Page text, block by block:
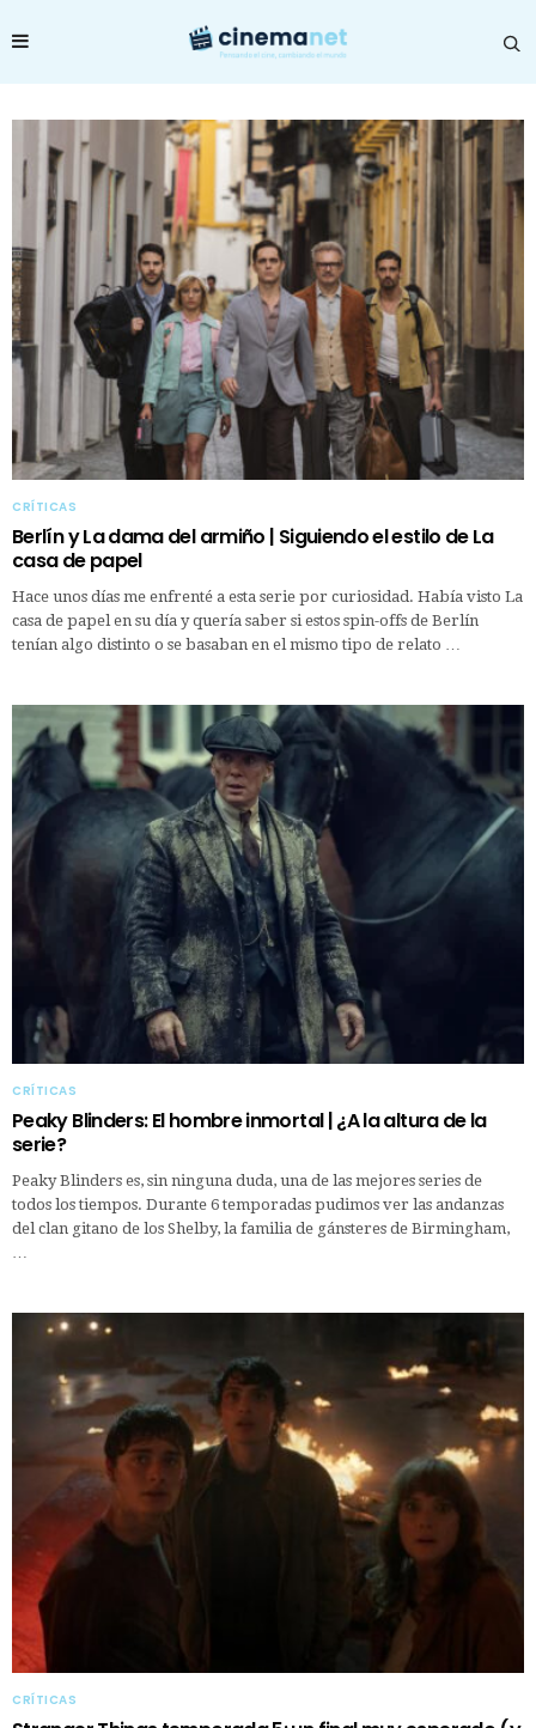
CRÍTICAS
Berlín y La dama del armiño | Siguiendo el estilo de La
casa de papel
Hace unos días me enfrenté a esta serie por curiosidad. Había visto La
casa de papel en su día y quería saber si estos spin-offs de Berlín
tenían algo distinto o se basaban en el mismo tipo de relato …
CRÍTICAS
Peaky Blinders: El hombre inmortal | ¿A la altura de la
serie?
Peaky Blinders es, sin ninguna duda, una de las mejores series de
todos los tiempos. Durante 6 temporadas pudimos ver las andanzas
del clan gitano de los Shelby, la familia de gánsteres de Birmingham,
…
CRÍTICAS